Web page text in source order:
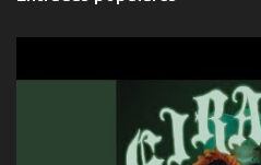
intentas rimar Pobre payaso que
con la gente Dices "Latino Gang"
menos se prudente Hoy me sabe a
dientes Por falta de empatía le toca
consciente de los followers que